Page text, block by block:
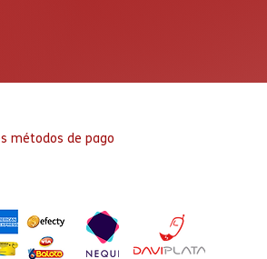
métodos de pago